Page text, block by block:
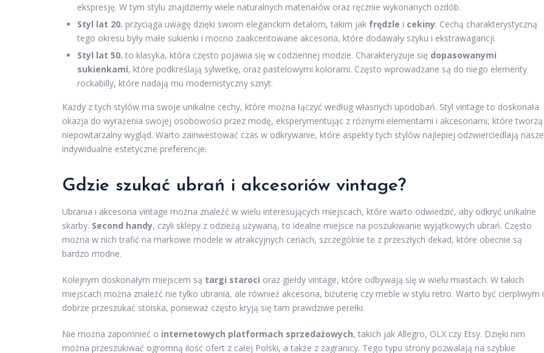
ekspresję. W tym stylu znajdziemy wiele naturalnych materiałów oraz ręcznie wykonanych ozdób.
Styl lat 20. przyciąga uwagę dzięki swoim eleganckim detalom, takim jak frędzle i cekiny. Cechą charakterystyczną
tego okresu były małe sukienki i mocno zaakcentowane akcesoria, które dodawały szyku i ekstrawagancji.
Styl lat 50. to klasyka, która często pojawia się w codziennej modzie. Charakteryzuje się dopasowanymi
sukienkami, które podkreślają sylwetkę, oraz pastelowymi kolorami. Często wprowadzane są do niego elementy
rockabilly, które nadają mu modernistyczny sznyt.
Każdy z tych stylów ma swoje unikalne cechy, które można łączyć według własnych upodobań. Styl vintage to doskonała
okazja do wyrażenia swojej osobowości przez modę, eksperymentując z różnymi elementami i akcesoriami, które tworzą
niepowtarzalny wygląd. Warto zainwestować czas w odkrywanie, które aspekty tych stylów najlepiej odzwierciedlają nasze
indywidualne estetyczne preferencje.
Gdzie szukać ubrań i akcesoriów vintage?
Ubrania i akcesoria vintage można znaleźć w wielu interesujących miejscach, które warto odwiedzić, aby odkryć unikalne
skarby. Second handy, czyli sklepy z odzieżą używaną, to idealne miejsce na poszukiwanie wyjątkowych ubrań. Często
można w nich trafić na markowe modele w atrakcyjnych cenach, szczególnie te z przeszłych dekad, które obecnie są
bardzo modne.
Kolejnym doskonałym miejscem są targi staroci oraz giełdy vintage, które odbywają się w wielu miastach. W takich
miejscach można znaleźć nie tylko ubrania, ale również akcesoria, biżuterię czy meble w stylu retro. Warto być cierpliwym i
dobrze przeszukać stoiska, ponieważ często kryją się tam prawdziwe perełki.
Nie można zapomnieć o internetowych platformach sprzedażowych, takich jak Allegro, OLX czy Etsy. Dzięki nim
można przeszukiwać ogromną ilość ofert z całej Polski, a także z zagranicy. Tego typu strony pozwalają na szybkie